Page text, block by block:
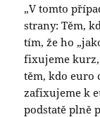
„V tomto
strany: Těm,
tím, že ho
fixujeme kurz,
těm, kdo euro
zafixujeme k
podstatě plně